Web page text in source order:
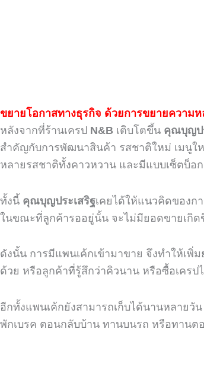
ขยายโอกาสทางธุรกิจ ด้วยการขยายความ
หลังจากที่ร้านเครป N&B เติบโตขึ้น คุณบุญป
สำคัญกับการพัฒนาสินค้า รสชาติใหม่ เมนูใ
หลายรสชาติทั้งคาวหวาน และมีแบบเซ็ตบ็อ
ทั้งนี้ คุณบุญประเสริฐเคยได้ให้แนวคิดของก
ในขณะที่ลูกค้ารออยู่นั้น จะไม่มียอดขายเกิด
ดังนั้น การมีแพนเค้กเข้ามาขาย จึงทำให้เพิ่
ด้วย หรือลูกค้าที่รู้สึกว่าคิวนาน หรือซื้อเครป
อีกทั้งแพนเค้กยังสามารถเก็บได้นานหลายวั
พักเบรค ตอนกลับบ้าน ทานบนรถ หรือทานต